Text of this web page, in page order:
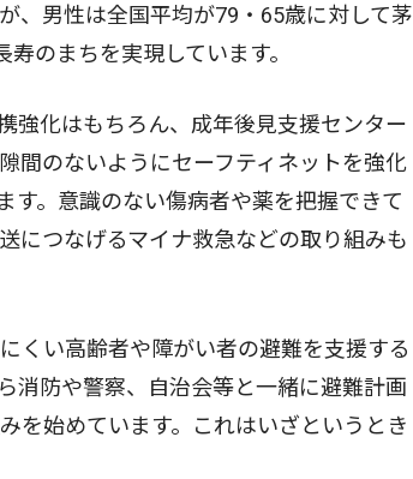
男性は全国平均が79・65歳に対して茅
のまちを実現しています。
化はもちろん、成年後見支援センター
間のないようにセーフティネットを強化
す。意識のない傷病者や薬を把握できて
につなげるマイナ救急などの取り組みも
い高齢者や障がい者の避難を支援する
消防や警察、自治会等と一緒に避難計画
を始めています。これはいざというとき